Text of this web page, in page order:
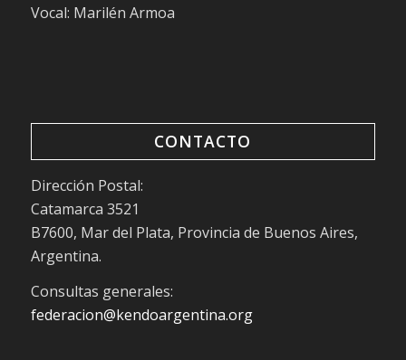
Vocal: Marilén Armoa
CONTACTO
Dirección Postal:
Catamarca 3521
B7600, Mar del Plata, Provincia de Buenos Aires,
Argentina.
Consultas generales:
federacion@kendoargentina.org